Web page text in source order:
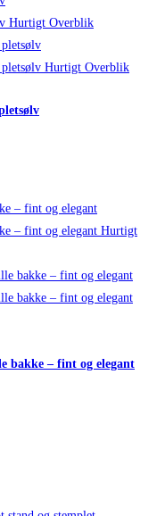
Hurtigt Overblik
Hurtigt Overblik
Hurtigt
bakke – fint og elegant